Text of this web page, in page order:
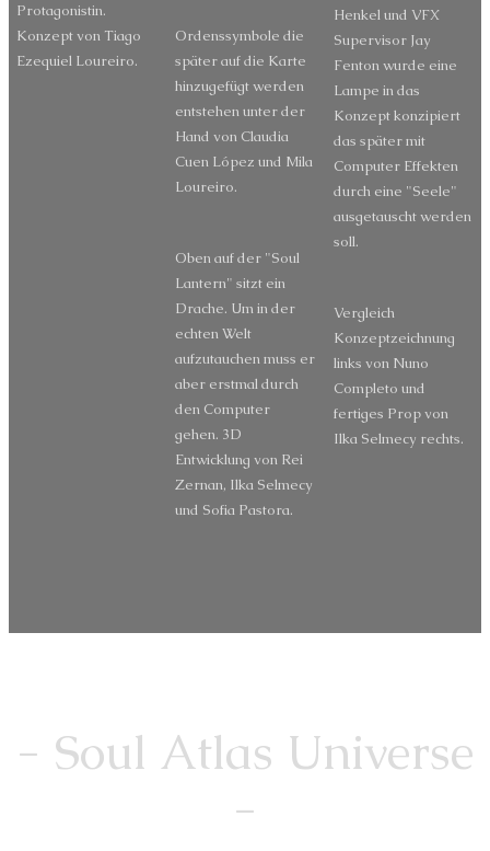
Protagonistin.
Konzept von Tiago
Ezequiel Loureiro.
Ordenssymbole die
später auf die Karte
hinzugefügt werden
entstehen unter der
Hand von Claudia
Cuen López und Mila
Loureiro.
Oben auf der "Soul
Lantern" sitzt ein
Drache. Um in der
echten Welt
aufzutauchen muss er
aber erstmal durch
den Computer
gehen. 3D
Entwicklung von Rei
Zernan, Ilka Selmecy
und Sofia Pastora.
Henkel und VFX
Supervisor Jay
Fenton wurde eine
Lampe in das
Konzept konzipiert
das später mit
Computer Effekten
durch eine "Seele"
ausgetauscht werden
soll.
Vergleich
Konzeptzeichnung
links von Nuno
Completo und
fertiges Prop von
Ilka Selmecy rechts.
- Soul Atlas Universe
-